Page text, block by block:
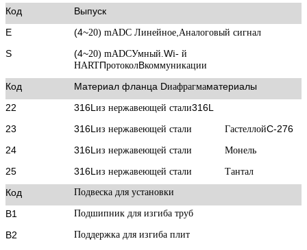
Код
Выпуск
Е
(4~20) mADC Линейное,Аналоговый сигнал
S (4~20) mADCУмный.Wi- й
HARTПротоколВкоммуникации
Код Материал фланца Dиафрагмаматериалы
22
316Lиз нержавеющей стали316L
23
316Lиз нержавеющей стали ГастеллойС-276
24
316Lиз нержавеющей стали Монель
25 316Lиз нержавеющей стали Тантал
Код Подвеска для установки
В1 Подшипник для изгиба труб
В2 Поддержка для изгиба плит